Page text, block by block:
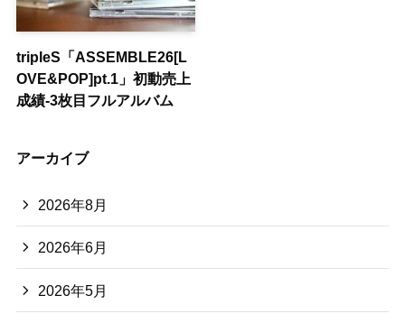
tripleS「ASSEMBLE26[L
OVE&POP]pt.1」初動売上
成績-3枚目フルアルバム
アーカイブ
2026年8月
2026年6月
2026年5月